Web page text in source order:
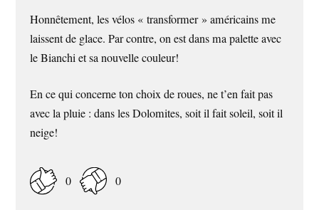
Honnêtement, les vélos « transformer » américains me
laissent de glace. Par contre, on est dans ma palette avec
le Bianchi et sa nouvelle couleur!
En ce qui concerne ton choix de roues, ne t’en fait pas
avec la pluie : dans les Dolomites, soit il fait soleil, soit il
neige!
0 0